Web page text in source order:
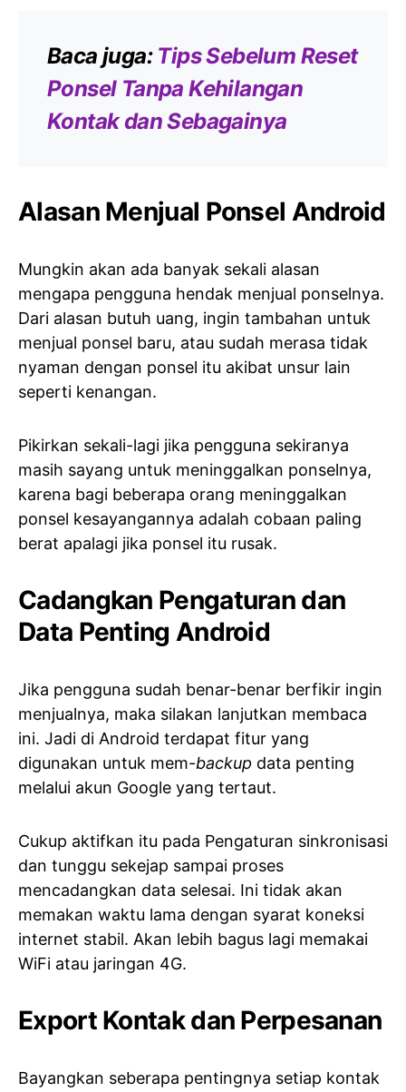
Baca juga: Tips Sebelum Reset
Ponsel Tanpa Kehilangan
Kontak dan Sebagainya
Alasan Menjual Ponsel Android
Mungkin akan ada banyak sekali alasan
mengapa pengguna hendak menjual ponselnya.
Dari alasan butuh uang, ingin tambahan untuk
menjual ponsel baru, atau sudah merasa tidak
nyaman dengan ponsel itu akibat unsur lain
seperti kenangan.
Pikirkan sekali-lagi jika pengguna sekiranya
masih sayang untuk meninggalkan ponselnya,
karena bagi beberapa orang meninggalkan
ponsel kesayangannya adalah cobaan paling
berat apalagi jika ponsel itu rusak.
Cadangkan Pengaturan dan
Data Penting Android
Jika pengguna sudah benar-benar berfikir ingin
menjualnya, maka silakan lanjutkan membaca
ini. Jadi di Android terdapat fitur yang
digunakan untuk mem-backup data penting
melalui akun Google yang tertaut.
Cukup aktifkan itu pada Pengaturan sinkronisasi
dan tunggu sekejap sampai proses
mencadangkan data selesai. Ini tidak akan
memakan waktu lama dengan syarat koneksi
internet stabil. Akan lebih bagus lagi memakai
WiFi atau jaringan 4G.
Export Kontak dan Perpesanan
Bayangkan seberapa pentingnya setiap kontak